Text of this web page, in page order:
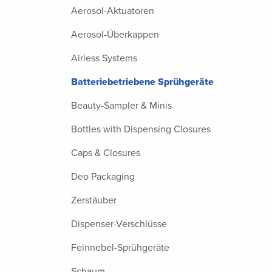
Aerosol-Aktuatoren
Aerosol-Überkappen
Airless Systems
Batteriebetriebene Sprühgeräte
Beauty-Sampler & Minis
Bottles with Dispensing Closures
Caps & Closures
Deo Packaging
Zerstäuber
Dispenser-Verschlüsse
Feinnebel-Sprühgeräte